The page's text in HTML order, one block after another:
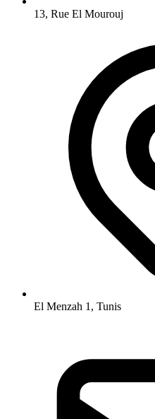
13, Rue El Mourouj
El Menzah 1, Tunis